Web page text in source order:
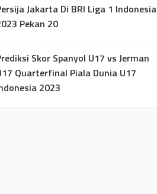
Jakarta Di BRI Liga 1 Indonesia
Pekan 20
Skor Spanyol U17 vs Jerman
Quarterfinal Piala Dunia U17
2023